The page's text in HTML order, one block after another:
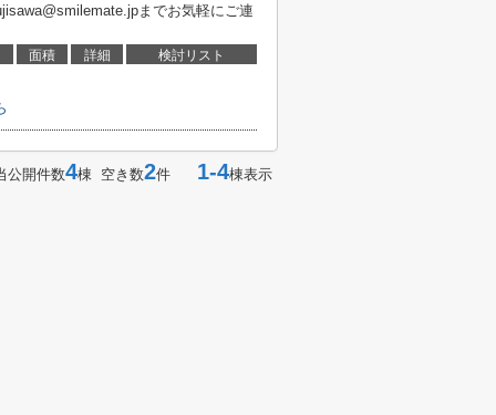
までお気軽にご連
面積 詳細 検討リスト
公開件数4棟 空き数2件 1-4棟表示